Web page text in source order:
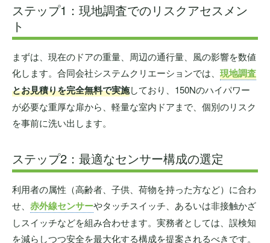
ステップ1：現地調査でのリスクアセスメン
ト
まずは、現在のドアの重量、周辺の通行量、風の影響を数値
化します。合同会社システムクリエーションでは、 現地調査
とお見積りを完全無料で実施しており、150Nのハイパワー
が必要な重厚な扉から、軽量な室内ドアまで、個別のリスク
を事前に洗い出します。
ステップ2：最適なセンサー構成の選定
利用者の属性（高齢者、子供、荷物を持った方など）に合わ
せ、 赤外線センサーやタッチスイッチ、あるいは非接触かざ
しスイッチなどを組み合わせます。実務者としては、誤検知
を減らしつつ安全を最大化する構成を提案されるべきです。